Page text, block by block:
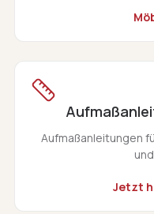
Aufmaßanleitungen
Jetzt